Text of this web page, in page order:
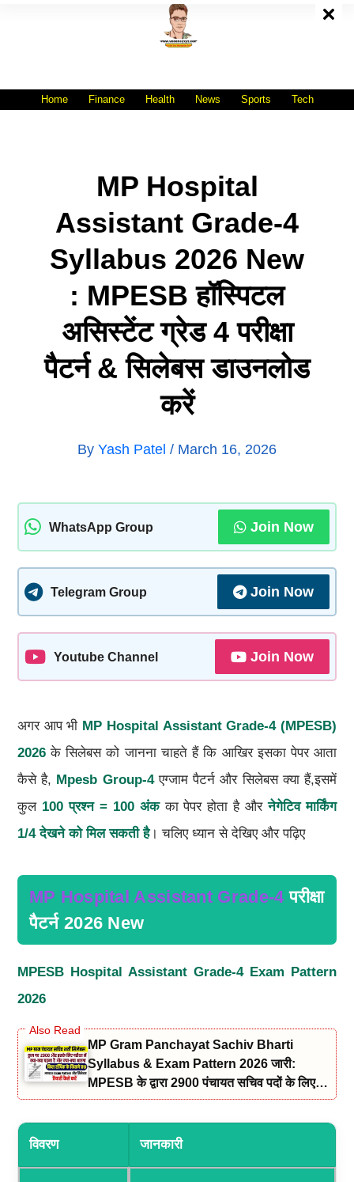
Home Finance Health News Sports Tech
MP Hospital
Assistant Grade-4
Syllabus 2026 New
: MPESB हॉस्पिटल
असिस्टेंट ग्रेड 4 परीक्षा
पैटर्न & सिलेबस डाउनलोड
करें
By Yash Patel / March 16, 2026
WhatsApp Group Join Now
Telegram Group Join Now
Youtube Channel Join Now
अगर आप भी MP Hospital Assistant Grade-4 (MPESB)
2026के सिलेबस को जानना चाहते हैं कि आखिर इसका पेपर आता
कैसे है, Mpesb Group-4एग्जाम पैटर्न और सिलेबस क्या हैं,इसमें
कुल 100 प्रश्न = 100 अंकका पेपर होता है औरनेगेटिव मार्किंग
1/4 देखने को मिल सकती है। चलिए ध्यान से देखिए और पढ़िए
MP Hospital Assistant Grade-4 परीक्षा
पैटर्न 2026 New
MPESB Hospital Assistant Grade-4 Exam Pattern
2026
MP Gram Panchayat Sachiv Bharti
Syllabus & Exam Pattern 2026 जारी:
MPESB के द्वारा 2900 पंचायत सचिव पदों के लिए
तैयारी कैसे करें
विवरण जानकारी